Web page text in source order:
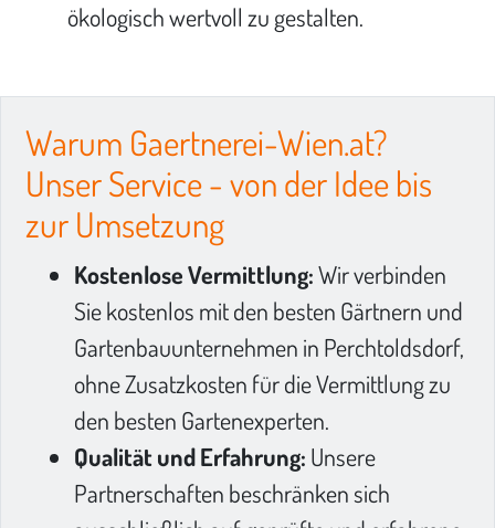
ökologisch wertvoll zu gestalten.
Warum Gaertnerei-Wien.at?
Unser Service - von der Idee bis
zur Umsetzung
Kostenlose Vermittlung:Wir verbinden
Sie kostenlos mit den besten Gärtnern und
Gartenbauunternehmen in Perchtoldsdorf,
ohne Zusatzkosten für die Vermittlung zu
den besten Gartenexperten.
Qualität und Erfahrung: Unsere
Partnerschaften beschränken sich